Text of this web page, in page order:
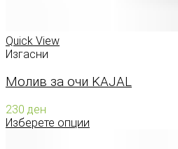
Quick View
Изгасни
Молив за очи KAJAL
230 ден
Изберете опции